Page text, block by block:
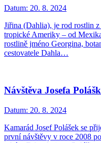
Datum: 20. 8. 2024
Jiřina (Dahlia), je rod rostlin
tropické Ameriky – od
rostlině jméno Georgina,
cestovatele Dahla…
Návštěva Josefa
Datum: 20. 8. 2024
Kamarád Josef Polášek se
první návštěvy v roce 2008